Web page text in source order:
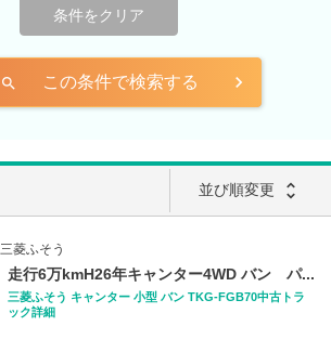
条件をクリア
search この条件で検索する
並び順変更 unfold_more
三菱ふそう
走行6万kmH26年キャンター4WD バン パ...
三菱ふそう キャンター 小型 バン TKG-FGB70中古トラ
ック詳細